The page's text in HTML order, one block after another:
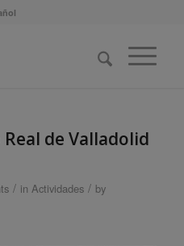
Real de Valladolid
/ in Actividades / by